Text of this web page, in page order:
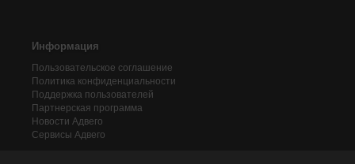
Информация
Пользовательское соглашение
Политика конфиденциальности
Поддержка пользователей
Партнерская программа
Новости Адвего
Сервисы Адвего